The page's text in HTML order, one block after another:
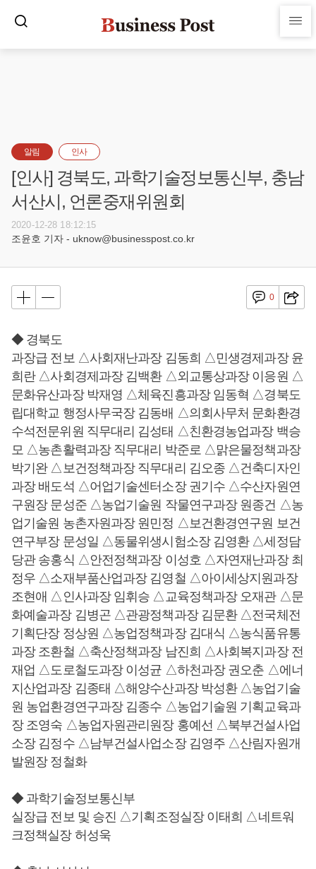
알림 인사
[인사] 경북도, 과학기술정보통신부, 충남
서산시, 언론중재위원회
2020-12-28 18:12:15
조윤호 기자 - uknow@businesspost.co.kr
0
◆ 경북도
과장급 전보 △사회재난과장 김동희 △민생경제과장 윤
희란 △사회경제과장 김백환 △외교통상과장 이응원 △
문화유산과장 박재영 △체육진흥과장 임동혁 △경북도
립대학교 행정사무국장 김동배 △의회사무처 문화환경
수석전문위원 직무대리 김성태 △친환경농업과장 백승
모 △농촌활력과장 직무대리 박준로 △맑은물정책과장
박기완 △보건정책과장 직무대리 김오종 △건축디자인
과장 배도석 △어업기술센터소장 권기수 △수산자원연
구원장 문성준 △농업기술원 작물연구과장 원종건 △농
업기술원 농촌자원과장 원민정 △보건환경연구원 보건
연구부장 문성일 △동물위생시험소장 김영환 △세정담
당관 송홍식 △안전정책과장 이성호 △자연재난과장 최
정우 △소재부품산업과장 김영철 △아이세상지원과장
조현애 △인사과장 임휘승 △교육정책과장 오재관 △문
화예술과장 김병곤 △관광정책과장 김문환 △전국체전
기획단장 정상원 △농업정책과장 김대식 △농식품유통
과장 조환철 △축산정책과장 남진희 △사회복지과장 전
재업 △도로철도과장 이성균 △하천과장 권오춘 △에너
지산업과장 김종태 △해양수산과장 박성환 △농업기술
원 농업환경연구과장 김종수 △농업기술원 기획교육과
장 조영숙 △농업자원관리원장 홍예선 △북부건설사업
소장 김정수 △남부건설사업소장 김영주 △산림자원개
발원장 정철화
◆ 과학기술정보통신부
실장급 전보 및 승진 △기획조정실장 이태희 △네트워
크정책실장 허성욱